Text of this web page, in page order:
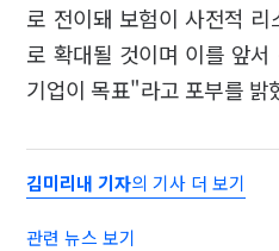
로 전이돼 보험이 사전적
로 확대될 것이며 이를 앞
기업이 목표"라고 포부를 밝
김미리내 기자의 기사 더 보기
관련 뉴스 보기